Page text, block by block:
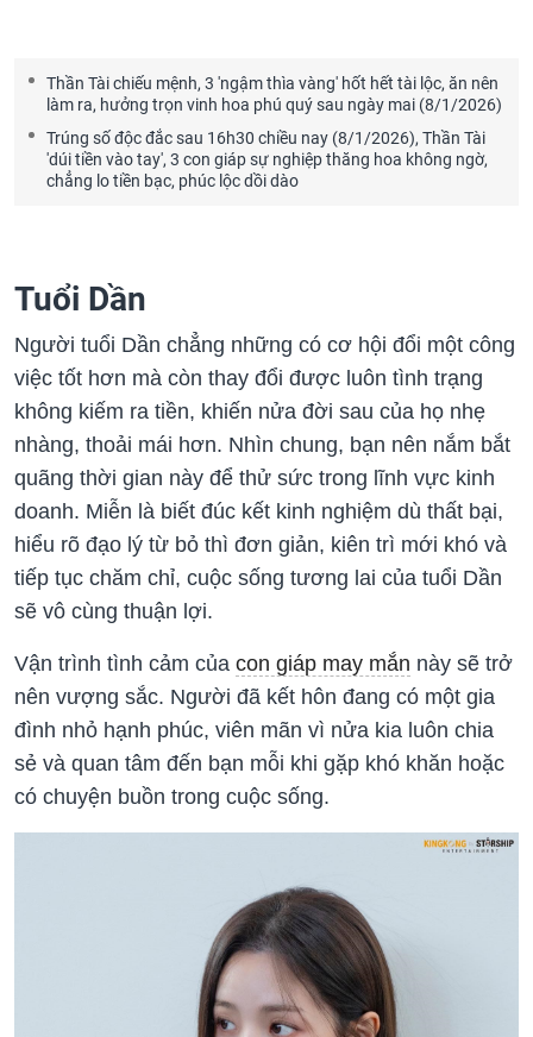
Thần Tài chiếu mệnh, 3 'ngậm thìa vàng' hốt hết tài lộc, ăn nên
làm ra, hưởng trọn vinh hoa phú quý sau ngày mai (8/1/2026)
Trúng số độc đắc sau 16h30 chiều nay (8/1/2026), Thần Tài
'dúi tiền vào tay', 3 con giáp sự nghiệp thăng hoa không ngờ,
chẳng lo tiền bạc, phúc lộc dồi dào
Tuổi Dần
Người tuổi Dần chẳng những có cơ hội đổi một công
việc tốt hơn mà còn thay đổi được luôn tình trạng
không kiếm ra tiền, khiến nửa đời sau của họ nhẹ
nhàng, thoải mái hơn. Nhìn chung, bạn nên nắm bắt
quãng thời gian này để thử sức trong lĩnh vực kinh
doanh. Miễn là biết đúc kết kinh nghiệm dù thất bại,
hiểu rõ đạo lý từ bỏ thì đơn giản, kiên trì mới khó và
tiếp tục chăm chỉ, cuộc sống tương lai của tuổi Dần
sẽ vô cùng thuận lợi.
Vận trình tình cảm của con giáp may mắn này sẽ trở
nên vượng sắc. Người đã kết hôn đang có một gia
đình nhỏ hạnh phúc, viên mãn vì nửa kia luôn chia
sẻ và quan tâm đến bạn mỗi khi gặp khó khăn hoặc
có chuyện buồn trong cuộc sống.